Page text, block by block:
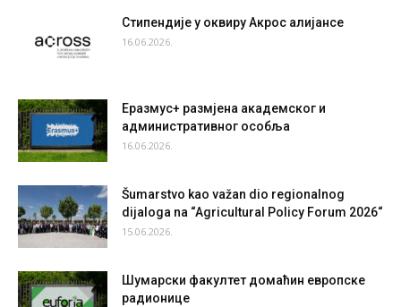
Стипендије у оквиру Акрос алијансе
16.06.2026.
Еразмус+ размјена академског и
административног особља
16.06.2026.
Šumarstvo kao važan dio regionalnog
dijaloga na “Agricultural Policy Forum 2026“
15.06.2026.
Шумарски факултет домаћин европске
радионице